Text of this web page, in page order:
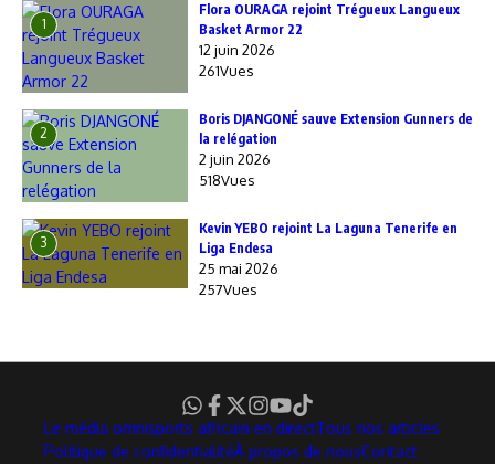
1
Flora OURAGA rejoint Trégueux Langueux
Basket Armor 22
12 juin 2026
261Vues
2
Boris DJANGONÉ sauve Extension Gunners de
la relégation
2 juin 2026
518Vues
3
Kevin YEBO rejoint La Laguna Tenerife en
Liga Endesa
25 mai 2026
257Vues
Le média omnisports africain en directTous nos articles
Politique de confidentialitéÀ propos de nousContact